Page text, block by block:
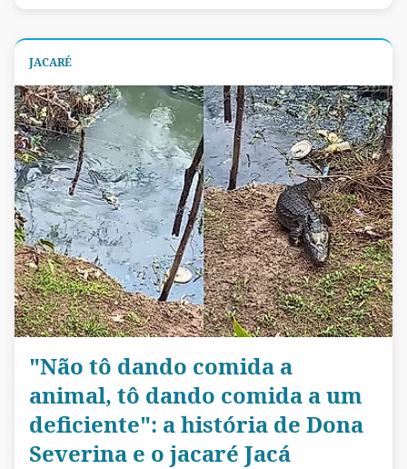
JACARÉ
"Não tô dando comida a
animal, tô dando comida a um
deficiente": a história de Dona
Severina e o jacaré Jacá